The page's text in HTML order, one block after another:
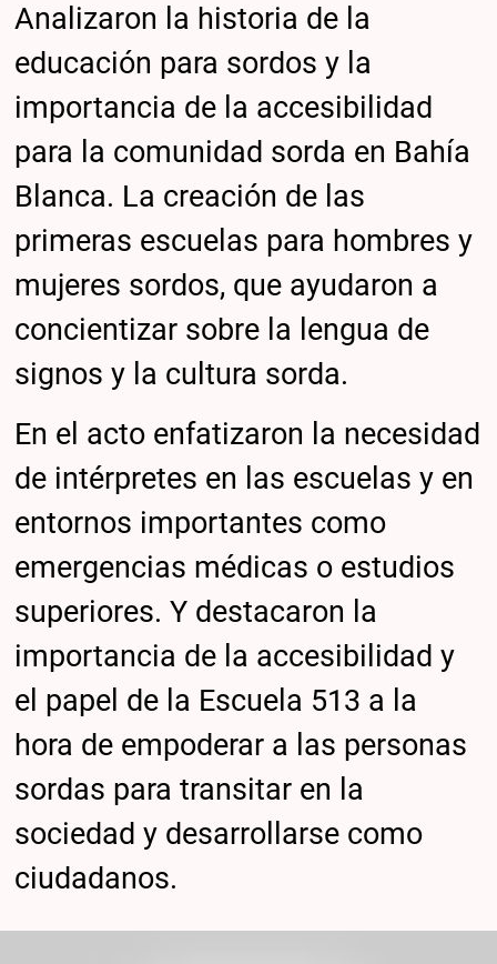
Analizaron la historia de la
educación para sordos y la
importancia de la accesibilidad
para la comunidad sorda en Bahía
Blanca. La creación de las
primeras escuelas para hombres y
mujeres sordos, que ayudaron a
concientizar sobre la lengua de
signos y la cultura sorda.
En el acto enfatizaron la necesidad
de intérpretes en las escuelas y en
entornos importantes como
emergencias médicas o estudios
superiores. Y destacaron la
importancia de la accesibilidad y
el papel de la Escuela 513 a la
hora de empoderar a las personas
sordas para transitar en la
sociedad y desarrollarse como
ciudadanos.